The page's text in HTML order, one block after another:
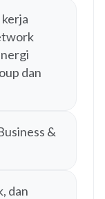
dan
&
dan